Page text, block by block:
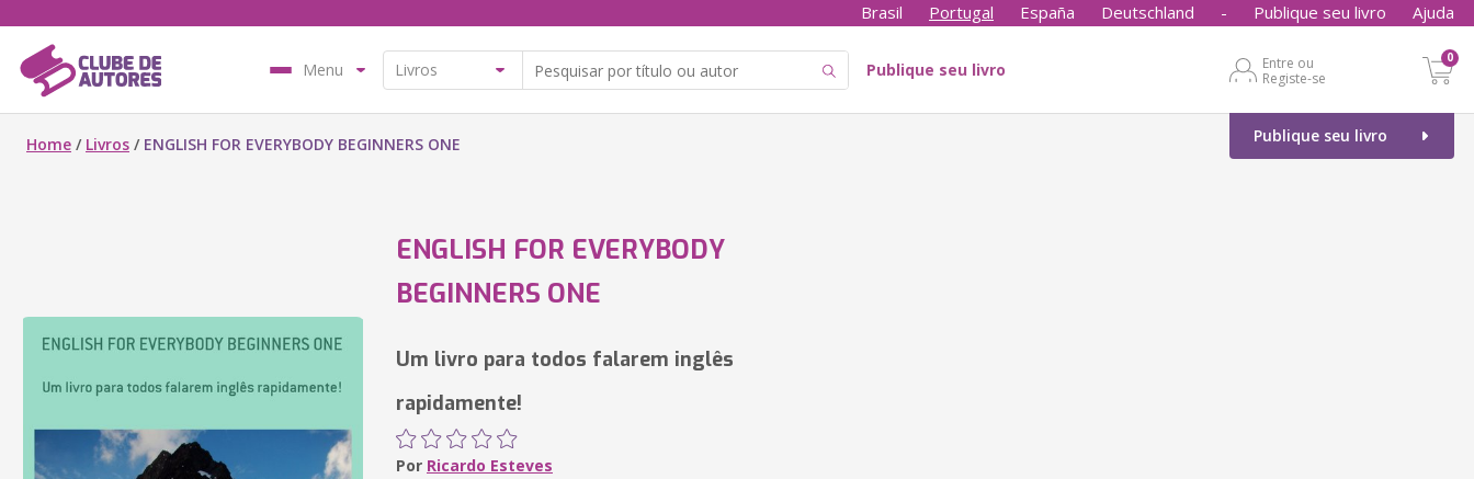
Brasil Portugal España Deutschland - Publique seu livro Ajuda
Menu Publique seu livro
Entre ou
Registe-se
0
Publique seu livro
Home / Livros / ENGLISH FOR EVERYBODY BEGINNERS ONE
ENGLISH FOR EVERYBODY
BEGINNERS ONE
Um livro para todos falarem inglês
rapidamente!
Por Ricardo Esteves